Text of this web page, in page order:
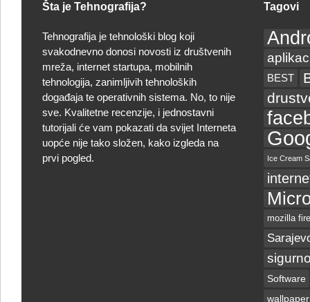
Šta je Tehnografija?
Tehnografija je tehnološki blog koji
svakodnevno donosi novosti iz društvenih
mreža, internet startupa, mobilnih
tehnologija, zanimljivih tehnoloških
događaja te operativnih sistema. No, to nije
sve. Kvalitetne recenzije, i jednostavni
tutorijali će vam pokazati da svijet Interneta
uopće nije tako složen, kako izgleda na
prvi pogled.
Tagovi
BEST
Ice Cream
mozilla
Software
wallpaper